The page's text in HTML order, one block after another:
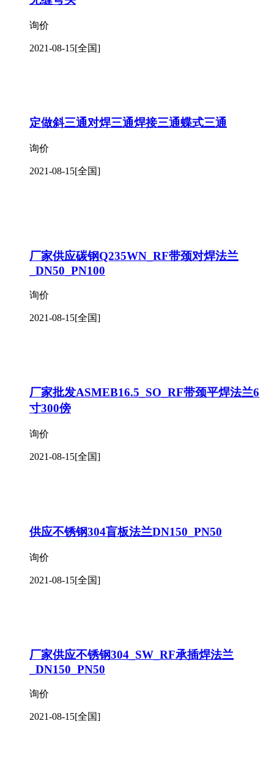
询价
2021-08-15[全国]
定做斜三通对焊三通焊接三通蝶式三通
询价
2021-08-15[全国]
厂家供应碳钢Q235WN_RF带颈对焊法兰
_DN50_PN100
询价
2021-08-15[全国]
厂家批发ASMEB16.5_SO_RF带颈平焊法兰6
寸300傍
询价
2021-08-15[全国]
供应不锈钢304盲板法兰DN150_PN50
询价
2021-08-15[全国]
厂家供应不锈钢304_SW_RF承插焊法兰
_DN150_PN50
询价
2021-08-15[全国]